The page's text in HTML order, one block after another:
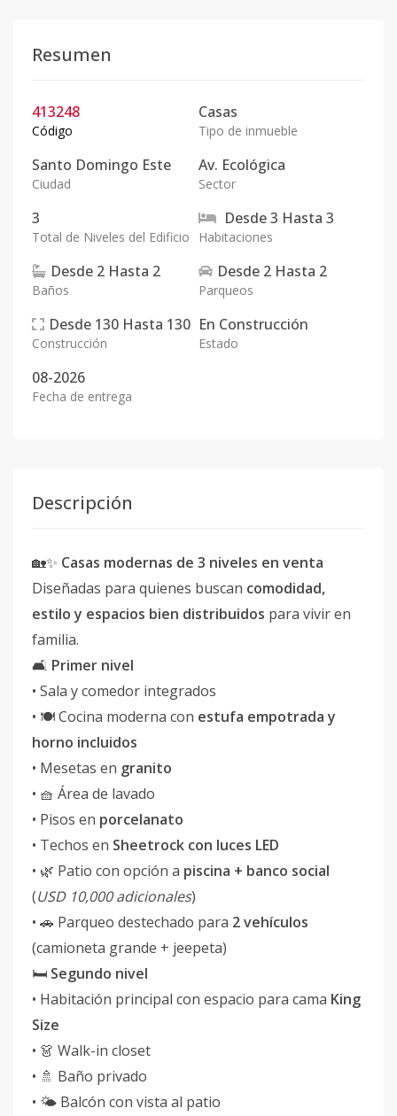
Resumen
413248
Código
Casas
Tipo de inmueble
Santo Domingo Este
Ciudad
Av. Ecológica
Sector
3
Total de Niveles del Edificio
Desde3 Hasta 3
Habitaciones
Desde 2 Hasta 2
Baños
Desde 2 Hasta 2
Parqueos
Desde 130 Hasta 130
Construcción
En Construcción
Estado
08-2026
Fecha de entrega
Descripción
🏡✨ Casas modernas de 3 niveles en venta
Diseñadas para quienes buscan comodidad,
estilo y espacios bien distribuidos para vivir en
familia.
🛋️ Primer nivel
• Sala y comedor integrados
• 🍽️ Cocina moderna con estufa empotrada y
horno incluidos
• Mesetas en granito
• 🧺 Área de lavado
• Pisos en porcelanato
• Techos en Sheetrock con luces LED
• 🌿 Patio con opción a piscina + banco social
(USD 10,000 adicionales)
• 🚗 Parqueo destechado para 2 vehículos
(camioneta grande + jeepeta)
🛏️ Segundo nivel
• Habitación principal con espacio para cama King
Size
• 👗 Walk-in closet
• 🚿 Baño privado
• 🌤️ Balcón con vista al patio